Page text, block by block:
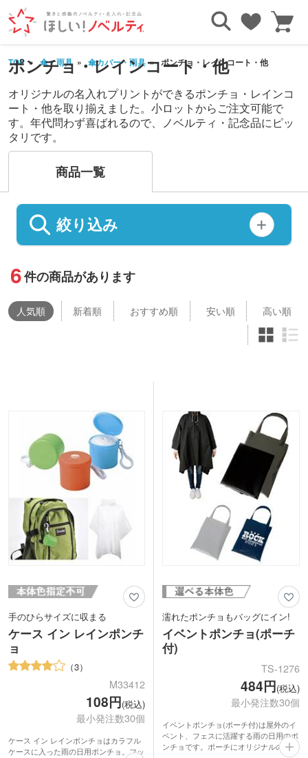
TOP 傘・雨具 傘カバー・雨具 ポンチョ・レインコート・他
ポンチョ・レインコート・他
オリジナルの名入れプリントができるポンチョ・レインコ
ート・他を取り揃えました。小ロットからご注文可能で
す。年代問わず喜ばれるので、ノベルティ・記念品にピッ
タリです。
商品一覧
絞り込み
6件の商品があります
人気順 新着順 おすすめ順 安い順 高い順
手のひらサイズに収まる
ケース イン レインポンチ
ョ
3
M33412
108円(税込)
最小発注数30個
ケース イン レインポンチョはカラフル
ケースに入った雨の日用ポンチョ。フッ
濡れたポンチョもバッグにイン!
イベントポンチョ(ポーチ
付)
TS-1276
484円(税込)
最小発注数30個
イベントポンチョ(ポーチ付)は屋外のイ
ベント、フェスに活躍する雨の日用のポ
ンチョです。ポーチにオリジナルの名入